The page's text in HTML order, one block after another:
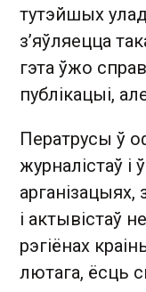
тутэйшых
з’яўляецца
гэта ўжо
публікацыі,
Ператрусы ў
журналістаў і
арганізацыях,
і актывістаў
рэгіёнах
лютага, ёсць